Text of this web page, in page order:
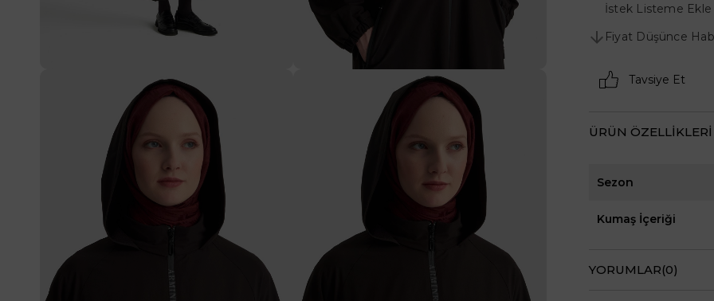
İstek Listeme Ekle
Fiyat Düşünce
Tavsiye Et
ÜRÜN ÖZELLIKLERI
Sezon
Kumaş İçeriği
YORUMLAR(0)